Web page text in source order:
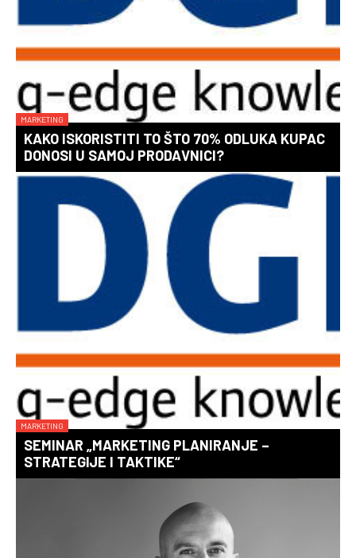
MARKETING
KAKO ISKORISTITI TO ŠTO 70% ODLUKA KUPAC
DONOSI U SAMOJ PRODAVNICI?
MARKETING
SEMINAR „MARKETING PLANIRANJE –
STRATEGIJE I TAKTIKE“